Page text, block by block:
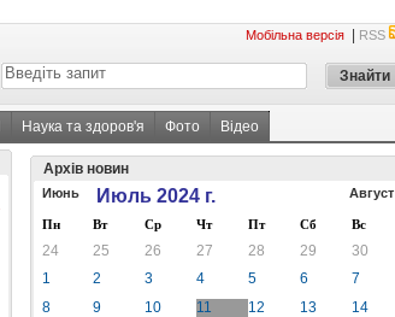
Мобільна версія RSS
Наука та здоров'я Фото Відео
Архів новин
Июнь Июль 2024 г. Август
Пн Вт Ср Чт Пт Сб Вс
24 25 26 27 28 29
30
1
2 3 4 5 6
7
8
9 10 11 12 13
14